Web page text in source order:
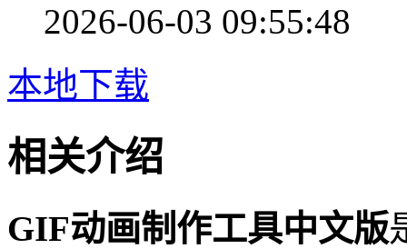
2026-06-03 09:55:48
本地下载
相关介绍
GIF动画制作工具中文版